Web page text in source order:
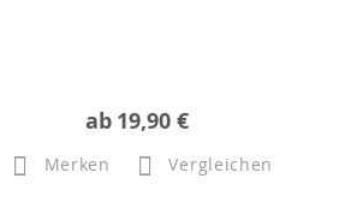
ab 19,90 €
Merken Vergleichen